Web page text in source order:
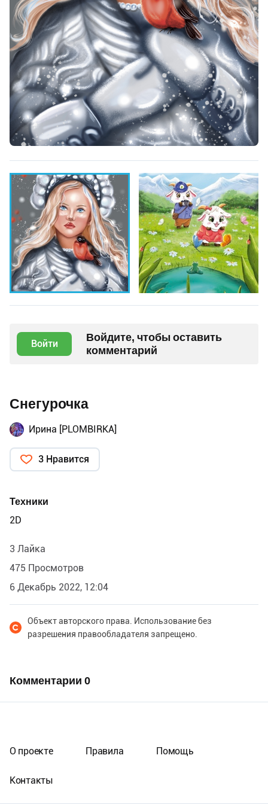
Войти
Войдите, чтобы оставить
комментарий
Снегурочка
Ирина [PLOMBIRKA]
3 Нравится
Техники
2D
3 Лайка
475 Просмотров
6 Декабрь 2022, 12:04
Объект авторского права. Использование без
разрешения правообладателя запрещено.
Комментарии 0
О проекте Правила Помощь
Контакты